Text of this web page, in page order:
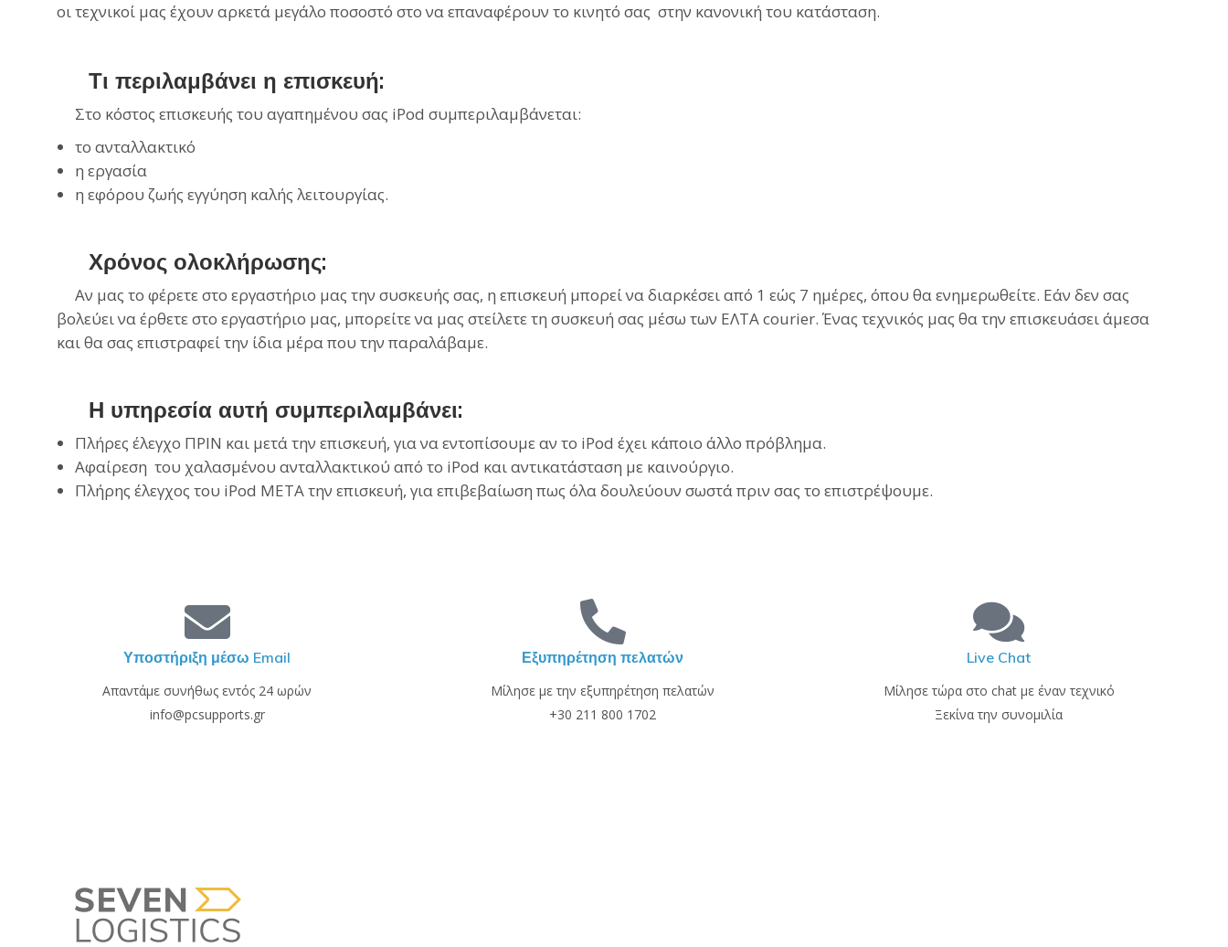
οι τεχνικοί μας έχουν αρκετά μεγάλο ποσοστό στο να επαναφέρουν το κινητό σας στην κανονική του κατάσταση.
Τι περιλαμβάνει η επισκευή:
Στο κόστος επισκευής του αγαπημένου σας iPod συμπεριλαμβάνεται:
το ανταλλακτικό
η εργασία
η εφόρου ζωής εγγύηση καλής λειτουργίας.
Χρόνος ολοκλήρωσης:
Αν μας το φέρετε στο εργαστήριο μας την συσκευής σας, η επισκευή μπορεί να διαρκέσει από 1 εώς 7 ημέρες, όπου θα ενημερωθείτε. Εάν δεν σας
βολεύει να έρθετε στο εργαστήριο μας, μπορείτε να μας στείλετε τη συσκευή σας μέσω των ΕΛΤΑ courier. Ένας τεχνικός μας θα την επισκευάσει άμεσα
και θα σας επιστραφεί την ίδια μέρα που την παραλάβαμε.
Η υπηρεσία αυτή συμπεριλαμβάνει:
Πλήρες έλεγχο ΠΡΙΝ και μετά την επισκευή, για να εντοπίσουμε αν το iPod έχει κάποιο άλλο πρόβλημα.
Αφαίρεση του χαλασμένου ανταλλακτικού από το iPod και αντικατάσταση με καινούργιο.
Πλήρης έλεγχος του iPod ΜΕΤΑ την επισκευή, για επιβεβαίωση πως όλα δουλεύουν σωστά πριν σας το επιστρέψουμε.
Υποστήριξη μέσω Email
Απαντάμε συνήθως εντός 24 ωρών
info@pcsupports.gr
Εξυπηρέτηση πελατών
Μίλησε με την εξυπηρέτηση πελατών
+30 211 800 1702
Live Chat
Μίλησε τώρα στο chat με έναν τεχνικό
Ξεκίνα την συνομιλία